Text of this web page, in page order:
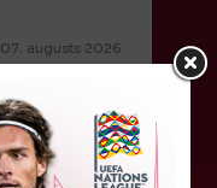
07. augusts 2026.